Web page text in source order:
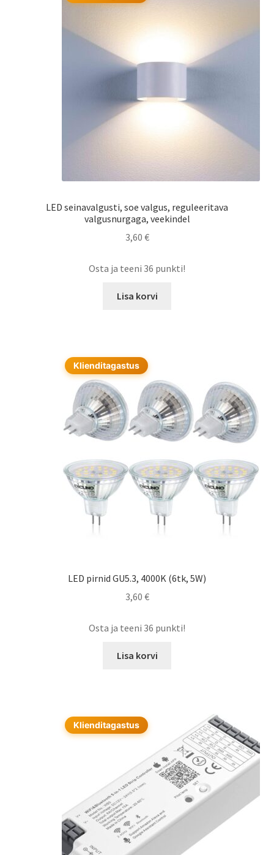
LED seinavalgusti, soe valgus, reguleeritava
valgusnurgaga, veekindel
3,60 €
Osta ja teeni 36 punkti!
Lisa korvi
Klienditagastus
LED pirnid GU5.3, 4000K (6tk, 5W)
3,60 €
Osta ja teeni 36 punkti!
Lisa korvi
Klienditagastus